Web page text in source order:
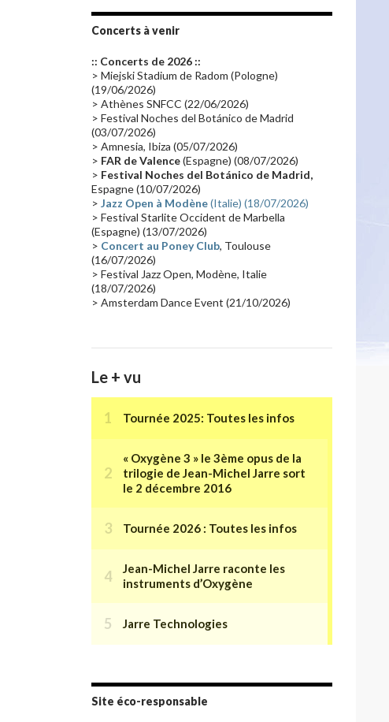
Promo 2019
Emissions 2010 Disques rares
Synthé 70's(20)
Claviériste(19) Groupe de Recherche Musicale
France 2 (18)
Critique(17) Coffret(17) Chronologie(16)
Passages radio(16)
Synthé 80's(16) Les concerts en Chine (16)
Cinéma(16) Houston
Synthé Roland Belgique
Récompense(14) Collaborations 70's(14)
Astronomie(14) France Inter(14)
Concerts à venir
:: Concerts de 2026 ::
> Miejski Stadium de Radom (Pologne)
(19/06/2026)
> Athènes SNFCC (22/06/2026)
> Festival Noches del Botánico de Madrid
(03/07/2026)
> Amnesia, Ibiza (05/07/2026)
> FAR de Valence(Espagne) (08/07/2026)
> Festival Noches del Botánico de Madrid,
Espagne (10/07/2026)
> Jazz Open à Modène(Italie) (18/07/2026)
> Festival Starlite Occident de Marbella
(Espagne) (13/07/2026)
> Concert au Poney Club, Toulouse
(16/07/2026)
> Festival Jazz Open, Modène, Italie
(18/07/2026)
> Amsterdam Dance Event (21/10/2026)
Le + vu
Site éco-responsable